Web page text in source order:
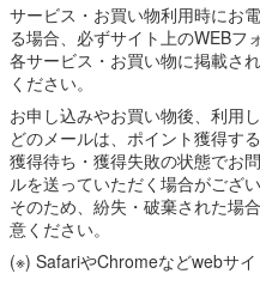
サービス・お買い物利用時にお
る場合、必ずサイト上のWEBフ
各サービス・お買い物に掲載さ
ください。
お申し込みやお買い物後、利用
どのメールは、ポイント獲得す
獲得待ち・獲得失敗の状態でお
ルを送っていただく場合がござい
そのため、紛失・破棄された場
意ください。
(※) SafariやChromeなどwebサ